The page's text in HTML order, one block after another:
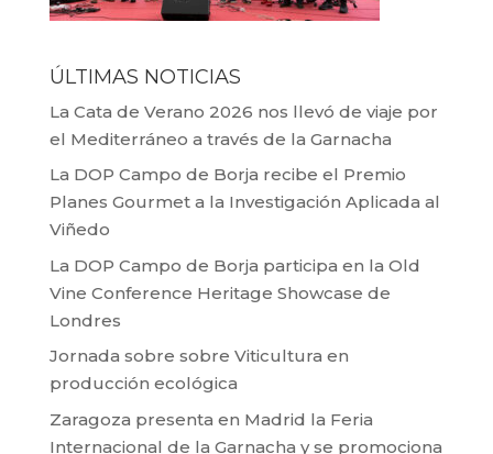
ÚLTIMAS NOTICIAS
La Cata de Verano 2026 nos llevó de viaje por
el Mediterráneo a través de la Garnacha
La DOP Campo de Borja recibe el Premio
Planes Gourmet a la Investigación Aplicada al
Viñedo
La DOP Campo de Borja participa en la Old
Vine Conference Heritage Showcase de
Londres
Jornada sobre sobre Viticultura en
producción ecológica
Zaragoza presenta en Madrid la Feria
Internacional de la Garnacha y se promociona